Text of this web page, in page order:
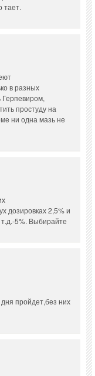
тает.
в разных
Герпевиром,
простуду на
ни одна мазь не
дозировках 2,5% и
5%. Выбирайте
пройдет,без них